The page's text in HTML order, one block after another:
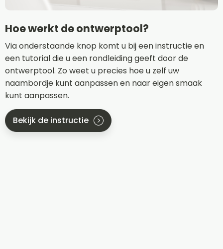
Hoe werkt de ontwerptool?
Via onderstaande knop komt u bij een instructie en
een tutorial die u een rondleiding geeft door de
ontwerptool. Zo weet u precies hoe u zelf uw
naambordje kunt aanpassen en naar eigen smaak
kunt aanpassen.
Bekijk de instructie